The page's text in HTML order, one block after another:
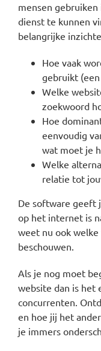
mensen
dienst te kunnen
belangrijke
Hoe vaak
gebruikt
Welke
zoekwoord
Hoe
eenvoudig
wat moet je
Welke
relatie tot
De software geeft
op het internet is
weet nu ook
beschouwen.
Als je nog moet
website dan is het
concurrenten.
en hoe jij het
je immers